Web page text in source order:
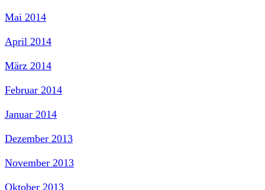
Mai 2014
April 2014
März 2014
Februar 2014
Januar 2014
Dezember 2013
November 2013
Oktober 2013